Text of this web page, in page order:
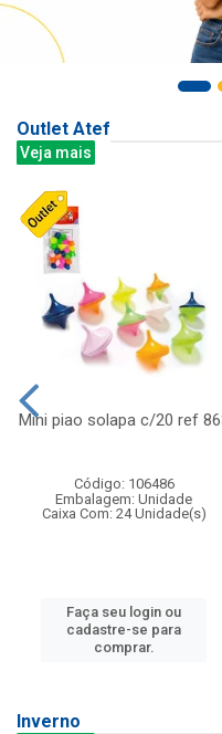
Outlet Atef
Veja mais
Mini piao solapa c/20 ref
Código: 106486
Embalagem: Unidade
Caixa Com: 24 Unidade(s)
Faça seu login ou
cadastre-se para
comprar.
Inverno